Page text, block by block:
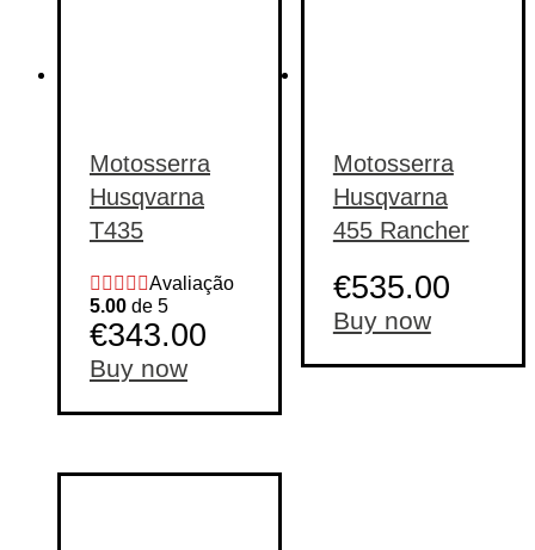
Motosserra
Husqvarna
T435
Avaliação
5.00 de 5
€343.00
Buy now
Motosserra
Husqvarna
455 Rancher
€535.00
Buy now